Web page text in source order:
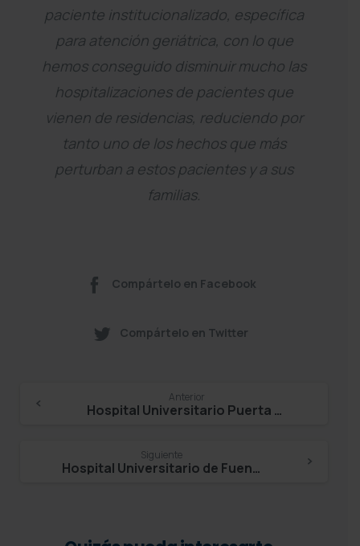
paciente institucionalizado, específica
para atención geriátrica, con lo que
hemos conseguido disminuir mucho las
hospitalizaciones de pacientes que
vienen de residencias, reduciendo por
tanto uno de los hechos que más
perturban a estos pacientes y a sus
familias.
Compártelo en Facebook
Compártelo en Twitter
Continue
Reading
Anterior
Hospital Universitario Puerta de Hierro – Ricardo Herranz Quintana
Siguiente
Hospital Universitario de Fuenlabrada – Carlos Mur de Víu